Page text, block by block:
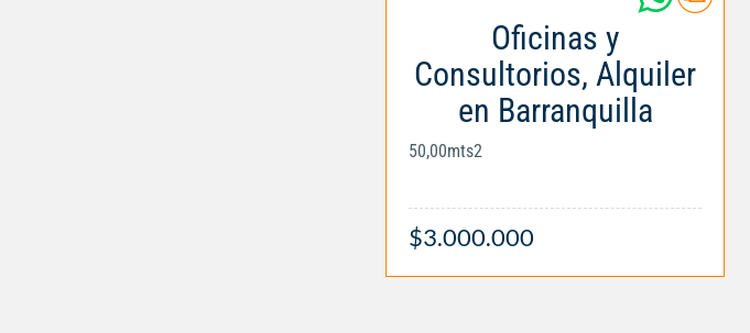
Oficinas y
Consultorios, Alquiler
en Barranquilla
50,00mts2
$3.000.000